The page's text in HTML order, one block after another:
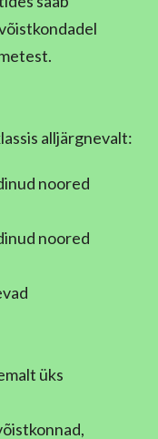
alljärgnevalt:
noored
noored
üks